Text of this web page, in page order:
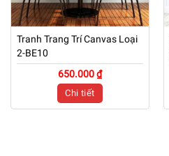
Tranh Trang Trí Canvas Loại
2-BE10
650.000 ₫
Chi tiết